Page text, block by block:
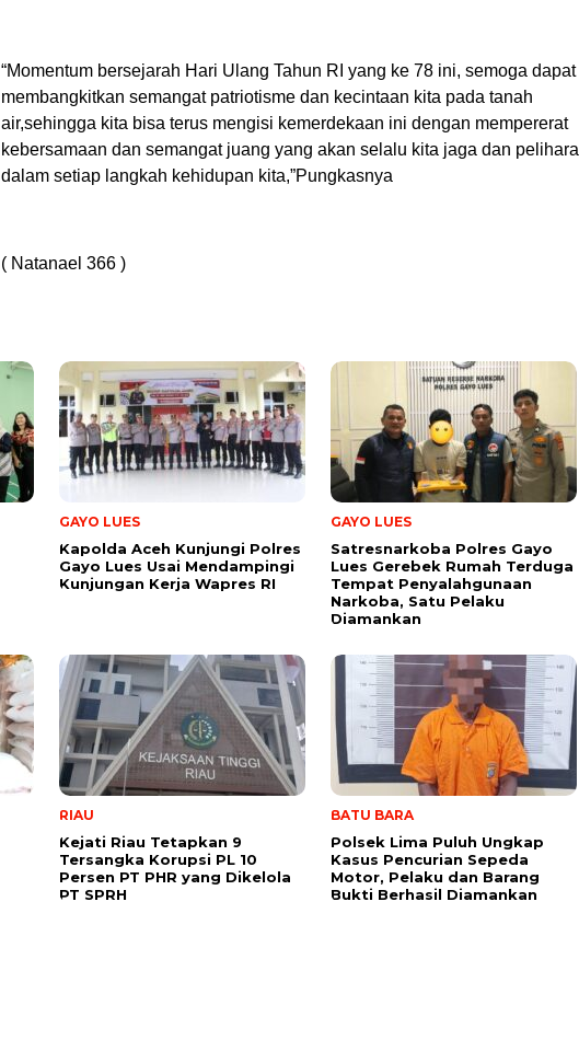
“Momentum bersejarah Hari Ulang Tahun RI yang ke 78 ini, semoga dapat
membangkitkan semangat patriotisme dan kecintaan kita pada tanah
air,sehingga kita bisa terus mengisi kemerdekaan ini dengan mempererat
kebersamaan dan semangat juang yang akan selalu kita jaga dan pelihara
dalam setiap langkah kehidupan kita,”Pungkasnya
( Natanael 366 )
GAYO LUES
Kapolda Aceh Kunjungi Polres
Gayo Lues Usai Mendampingi
Kunjungan Kerja Wapres RI
GAYO LUES
Satresnarkoba Polres Gayo
Lues Gerebek Rumah Terduga
Tempat Penyalahgunaan
Narkoba, Satu Pelaku
Diamankan
RIAU
Kejati Riau Tetapkan 9
Tersangka Korupsi PL 10
Persen PT PHR yang Dikelola
PT SPRH
BATU BARA
Polsek Lima Puluh Ungkap
Kasus Pencurian Sepeda
Motor, Pelaku dan Barang
Bukti Berhasil Diamankan